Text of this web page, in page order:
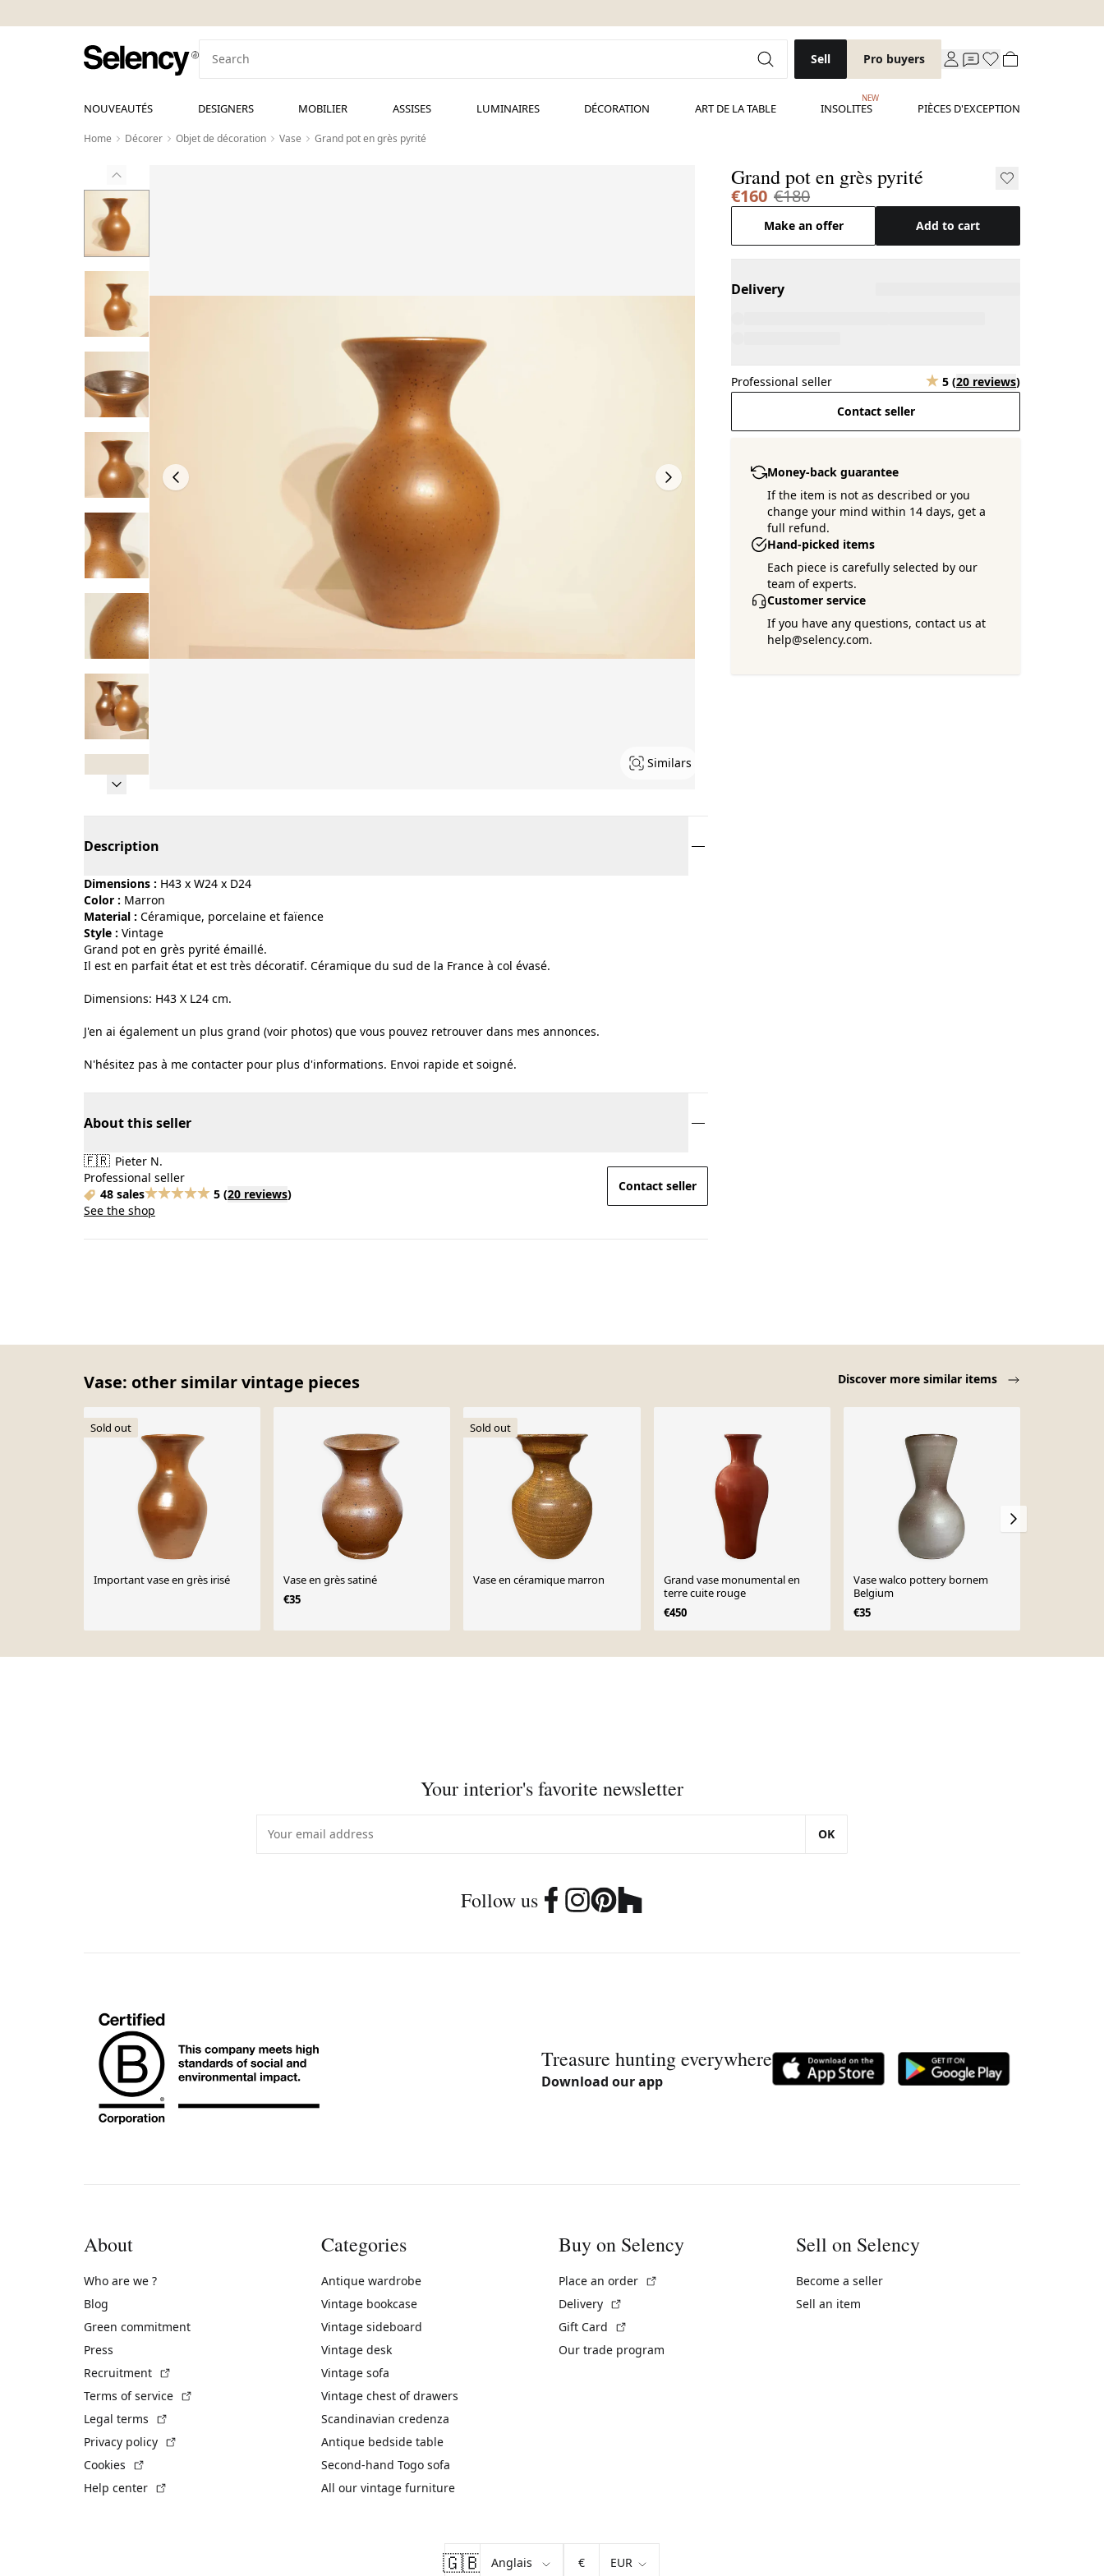
Sell Pro buyers
NOUVEAUTÉS DESIGNERS MOBILIER ASSISES LUMINAIRES DÉCORATION ART DE LA TABLE INSOLITES
NEW
PIÈCES D'EXCEPTION
Home Décorer Objet de décoration Vase Grand pot en grès pyrité
Similars
Grand pot en grès pyrité
€160 €180
Make an offer Add to cart
Delivery
Professional seller 5 (20 reviews)
Contact seller
Money-back guarantee
If the item is not as described or you
change your mind within 14 days, get a
full refund.
Hand-picked items
Each piece is carefully selected by our
team of experts.
Customer service
If you have any questions, contact us at
help@selency.com.
Description
Dimensions : H43 x W24 x D24
Color :
marron
Material :
céramique, porcelaine et faïence
Style :
vintage
Grand pot en grès pyrité émaillé.
Il est en parfait état et est très décoratif. Céramique du sud de la France à col évasé.
Dimensions: H43 X L24 cm.
J'en ai également un plus grand (voir photos) que vous pouvez retrouver dans mes annonces.
N'hésitez pas à me contacter pour plus d'informations. Envoi rapide et soigné.
About this seller
🇫🇷 Pieter N.
Professional seller
48 sales
5 (20 reviews)
See the shop
Contact seller
Vase: other similar vintage pieces Discover more similar items
Sold out
Important vase en grès irisé
Vase en grès satiné
€35
Sold out
Vase en céramique marron
Grand vase monumental en
terre cuite rouge
€450
Vase walco pottery bornem
Belgium
€35
Your interior's favorite newsletter
OK
Follow us
Treasure hunting everywhere
Download our app
About
Who are we ?
Blog
Green commitment
Press
Recruitment
Terms of service
Legal terms
Privacy policy
Cookies
Help center
Categories
Antique wardrobe
Vintage bookcase
Vintage sideboard
Vintage desk
Vintage sofa
Vintage chest of drawers
Scandinavian credenza
Antique bedside table
Second-hand Togo sofa
All our vintage furniture
Buy on Selency
Place an order
Delivery
Gift Card
Our trade program
Sell on Selency
Become a seller
Sell an item
🇬🇧 €